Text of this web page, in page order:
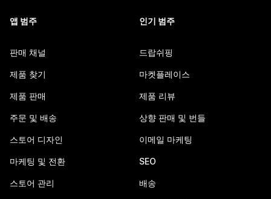
앱 범주
판매 채널
제품 찾기
제품 판매
주문 및 배송
스토어 디자인
마케팅 및 전환
스토어 관리
인기 범주
드랍쉬핑
마켓플레이스
제품 리뷰
상향 판매 및 번들
이메일 마케팅
SEO
배송